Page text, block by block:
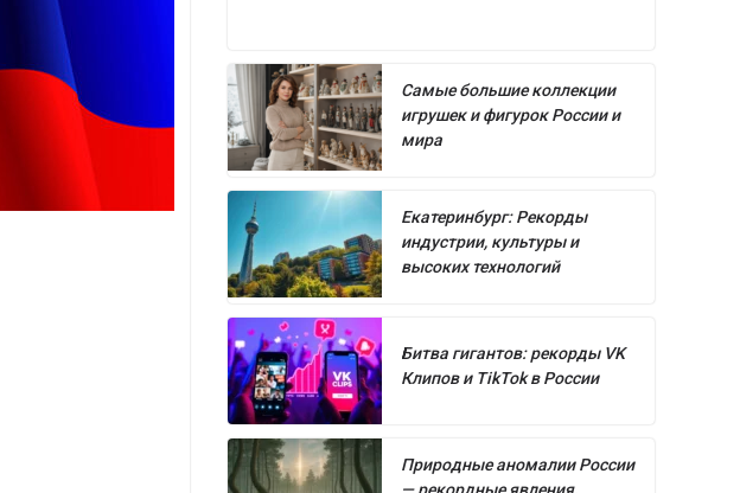
Самые большие коллекции
игрушек и фигурок России и
мира
Екатеринбург: Рекорды
индустрии, культуры и
высоких технологий
Битва гигантов: рекорды VK
Клипов и TikTok в России
Природные аномалии России